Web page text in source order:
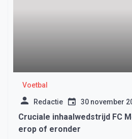
Voetbal
Redactie 30 november
Cruciale inhaalwedstrijd FC
erop of eronder